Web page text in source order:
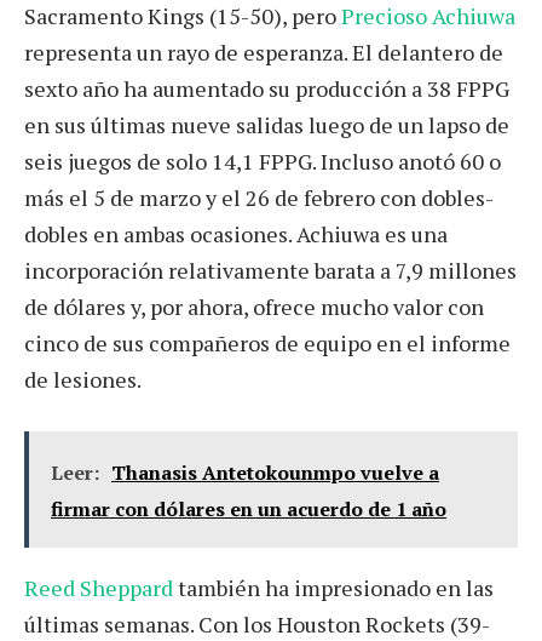
Sacramento Kings (15-50), peroPrecioso Achiuwa
representa un rayo de esperanza. El delantero de
sexto año ha aumentado su producción a 38 FPPG
en sus últimas nueve salidas luego de un lapso de
seis juegos de solo 14,1 FPPG. Incluso anotó 60 o
más el 5 de marzo y el 26 de febrero con dobles-
dobles en ambas ocasiones. Achiuwa es una
incorporación relativamente barata a 7,9 millones
de dólares y, por ahora, ofrece mucho valor con
cinco de sus compañeros de equipo en el informe
de lesiones.
Leer: Thanasis Antetokounmpo vuelve a
firmar con dólares en un acuerdo de 1 año
Reed Sheppardtambién ha impresionado en las
últimas semanas. Con los Houston Rockets (39-